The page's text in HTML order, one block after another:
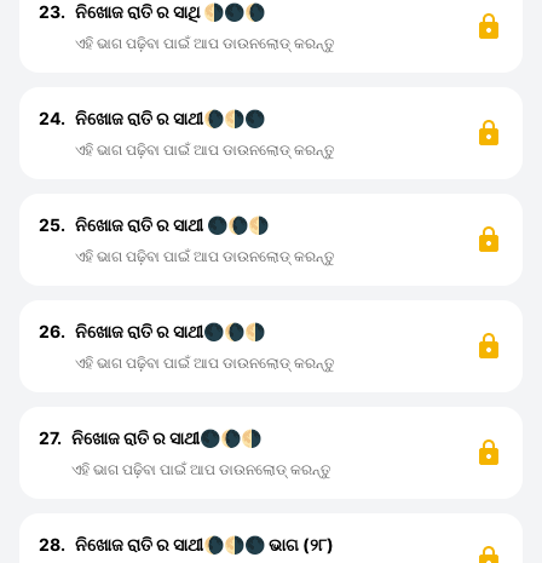
23. ନିଖୋଜ ରାତି ର ସାଥି 🌗🌑🌘
ଏହି ଭାଗ ପଢ଼ିବା ପାଇଁ ଆପ ଡାଉନଲୋଡ୍ କରନ୍ତୁ
24. ନିଖୋଜ ରାତି ର ସାଥୀ🌘🌗🌑
ଏହି ଭାଗ ପଢ଼ିବା ପାଇଁ ଆପ ଡାଉନଲୋଡ୍ କରନ୍ତୁ
25. ନିଖୋଜ ରାତି ର ସାଥୀ 🌑🌘🌗
ଏହି ଭାଗ ପଢ଼ିବା ପାଇଁ ଆପ ଡାଉନଲୋଡ୍ କରନ୍ତୁ
26. ନିଖୋଜ ରାତି ର ସାଥୀ🌑🌘🌗
ଏହି ଭାଗ ପଢ଼ିବା ପାଇଁ ଆପ ଡାଉନଲୋଡ୍ କରନ୍ତୁ
27. ନିଖୋଜ ରାତି ର ସାଥୀ🌑🌘🌗
ଏହି ଭାଗ ପଢ଼ିବା ପାଇଁ ଆପ ଡାଉନଲୋଡ୍ କରନ୍ତୁ
28. ନିଖୋଜ ରାତି ର ସାଥୀ🌘🌗🌑 ଭାଗ (୨୮)